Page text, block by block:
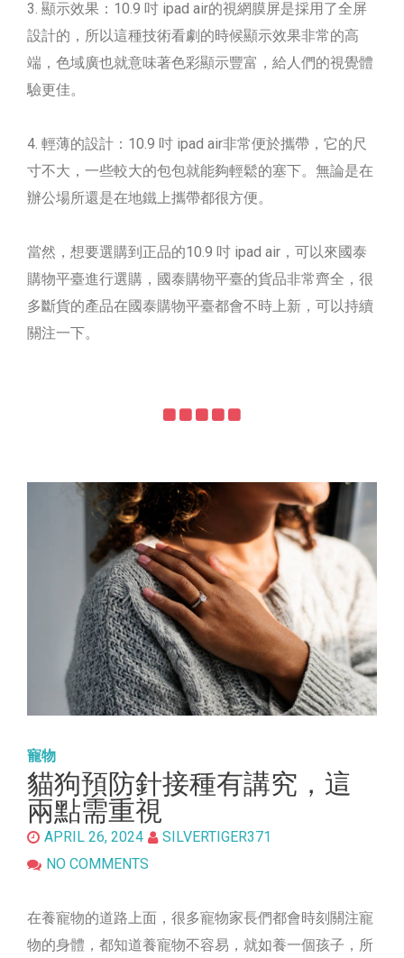
顯示效果：10.9 吋 ipad air的視網膜屏是採用了全屏
設計的，所以這種技術看劇的時候顯示效果非常的高
端，色域廣也就意味著色彩顯示豐富，給人們的視覺體
驗更佳。
輕薄的設計：10.9 吋 ipad air非常便於攜帶，它的尺
寸不大，一些較大的包包就能夠輕鬆的塞下。無論是在
辦公場所還是在地鐵上攜帶都很方便。
當然，想要選購到正品的10.9 吋 ipad air，可以來國泰
購物平臺進行選購，國泰購物平臺的貨品非常齊全，很
多斷貨的產品在國泰購物平臺都會不時上新，可以持續
關注一下。
寵物
貓狗預防針接種有講究，這
兩點需重視
APRIL 26, 2024
SILVERTIGER371
NO COMMENTS
在養寵物的道路上面，很多寵物家長們都會時刻關注寵
物的身體，都知道養寵物不容易，就如養一個孩子，所